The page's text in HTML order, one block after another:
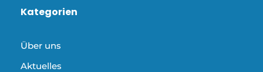
Kategorien
Über uns
Aktuelles